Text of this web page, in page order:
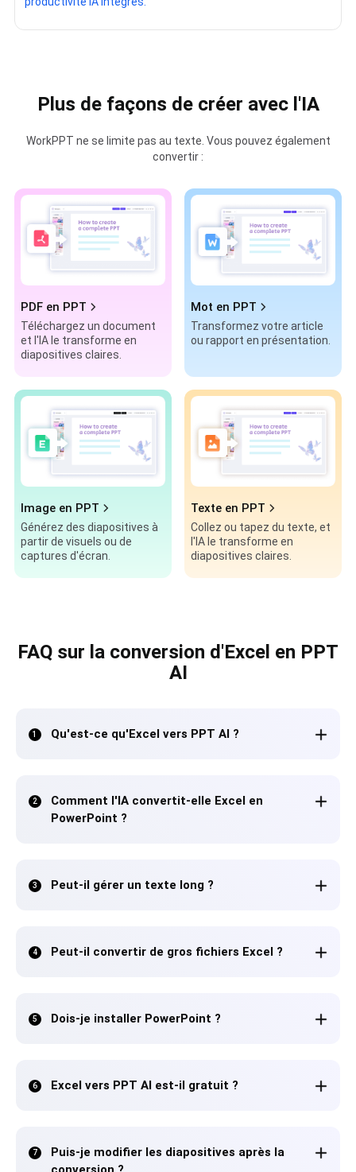
Plus de façons de créer avec l'IA
WorkPPT ne se limite pas au texte. Vous pouvez également
convertir :
PDF en PPT
Téléchargez un document
et l'IA le transforme en
diapositives claires.
Mot en PPT
Transformez votre article
ou rapport en présentation.
Image en PPT
Générez des diapositives à
partir de visuels ou de
captures d'écran.
Texte en PPT
Collez ou tapez du texte, et
l'IA le transforme en
diapositives claires.
FAQ sur la conversion d'Excel en PPT
AI
1 Qu'est-ce qu'Excel vers PPT AI ?
2
Comment l'IA convertit-elle Excel en
PowerPoint ?
3 Peut-il gérer un texte long ?
4 Peut-il convertir de gros fichiers Excel ?
5 Dois-je installer PowerPoint ?
6 Excel vers PPT AI est-il gratuit ?
7
Puis-je modifier les diapositives après la